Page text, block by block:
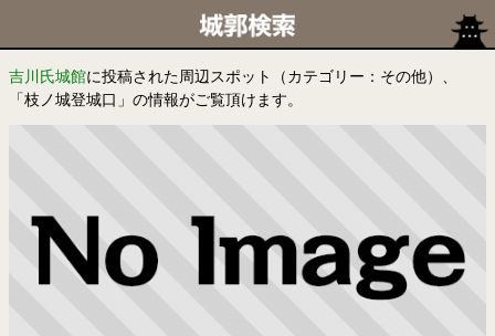
吉川氏城館に投稿された周辺スポット（カテゴリー：その他）、
「枝ノ城登城口」の情報がご覧頂けます。